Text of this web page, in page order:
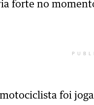
forte no
foi